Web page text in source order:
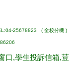
25678823 ( 全校分機)
口,學生投訴信箱,荳